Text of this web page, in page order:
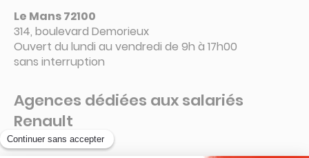
Le Mans 72100
314, boulevard Demorieux
Ouvert du lundi au vendredi de 9h à 17h00
sans interruption
Agences dédiées aux salariés
Renault